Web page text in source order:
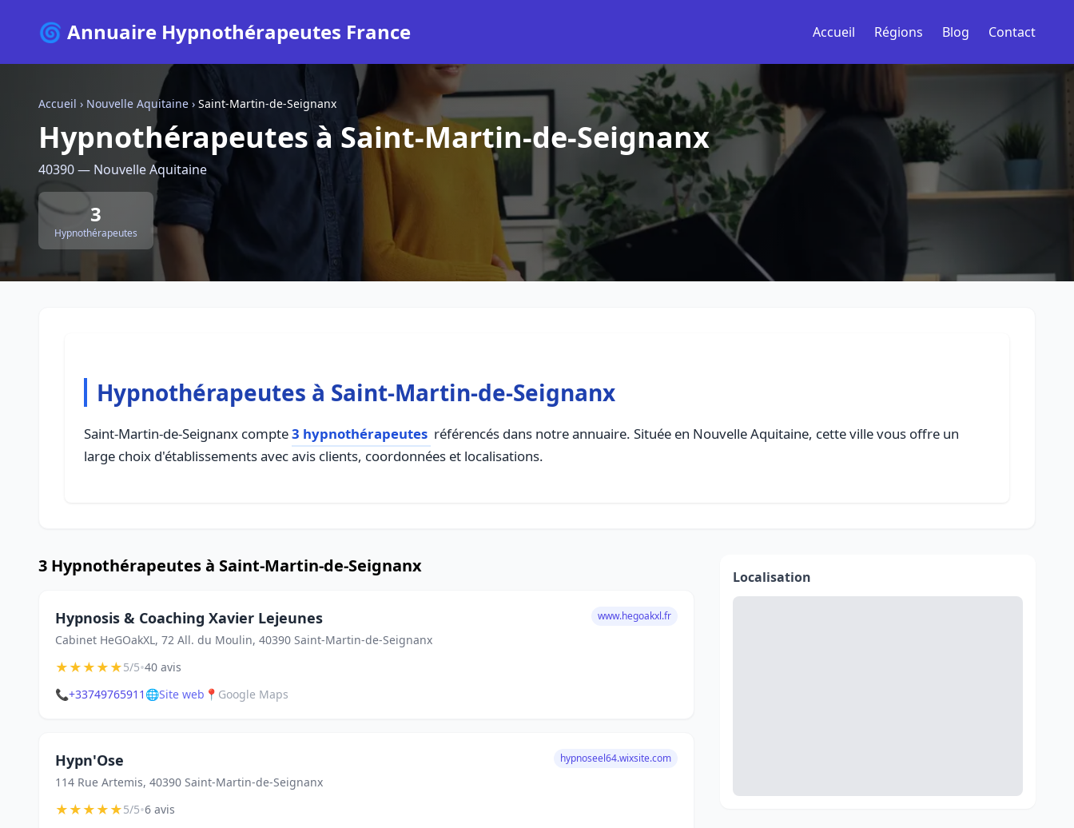
🌀 Annuaire Hypnothérapeutes France Accueil Régions Blog Contact
Accueil › Nouvelle Aquitaine › Saint-Martin-de-Seignanx
Hypnothérapeutes à Saint-Martin-de-Seignanx
40390 — Nouvelle Aquitaine
3
Hypnothérapeutes
Hypnothérapeutes à Saint-Martin-de-Seignanx
Saint-Martin-de-Seignanx compte3 hypnothérapeutes référencés dans notre annuaire. Située en Nouvelle Aquitaine, cette ville vous offre un
large choix d'établissements avec avis clients, coordonnées et localisations.
3 Hypnothérapeutes à Saint-Martin-de-Seignanx
Hypnosis & Coaching Xavier Lejeunes
Cabinet HeGOakXL, 72 All. du Moulin, 40390 Saint-Martin-de-Seignanx
www.hegoakxl.fr
★★★★★5/5•40 avis
📞+33749765911 🌐Site web 📍 Google Maps
Hypn'Ose
114 Rue Artemis, 40390 Saint-Martin-de-Seignanx
hypnoseel64.wixsite.com
★★★★★5/5•6 avis
Localisation